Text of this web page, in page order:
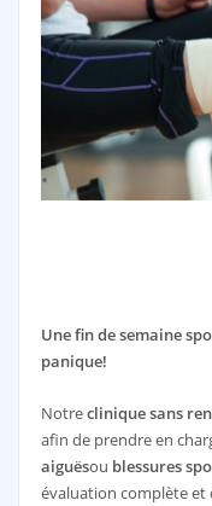
Une fin de semaine
panique!
Notreclinique sans
afin de prendre en
aiguësou blessures
évaluation complète et